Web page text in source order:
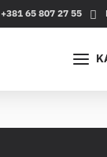
+381 65 807 27 55